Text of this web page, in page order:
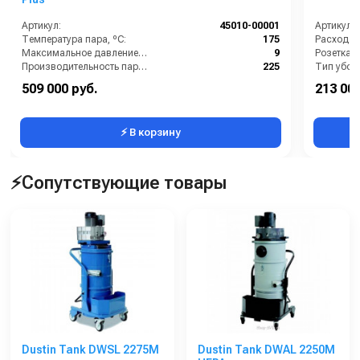
Артикул:
45010-00001
Температура пара, ºС:
175
Максимальное давление (бар):
9
Производительность пара (гр/мин):
225
509 000 руб.
⚡ В корзину
Артикул:
Расход
Тип
213
⚡Сопутствующие товары
Dustin Tank DWSL 2275M
Dustin Tank DWAL 2250M